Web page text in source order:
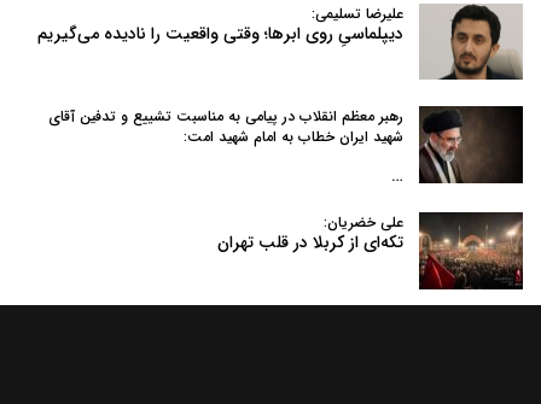
علیرضا تسلیمی:
دیپلماسیِ روی ابرها؛ وقتی واقعیت را نادیده می‌گیریم
رهبر معظم انقلاب در پیامی به‌ مناسبت تشییع و تدفین آقای
شهید ایران خطاب به امام شهید امت:
…
علی خضریان:
تکه‌ای از کربلا در قلب تهران